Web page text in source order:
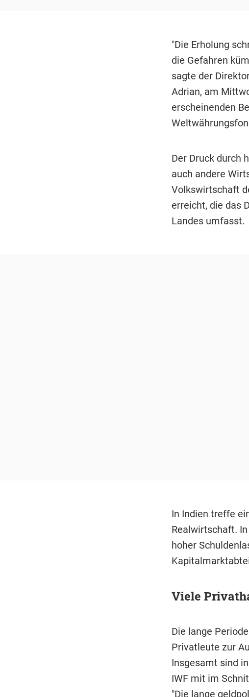
"Die Erholung
die Gefahren
sagte der
Adrian, am
erscheinenden
Der Druck durch
auch andere
Volkswirtschaft
erreicht, die das
Landes umfasst.
In Indien treffe
Realwirtschaft.
hoher
Viele
Die lange
Privatleute zur
Insgesamt sind
IWF mit im
"Die lange